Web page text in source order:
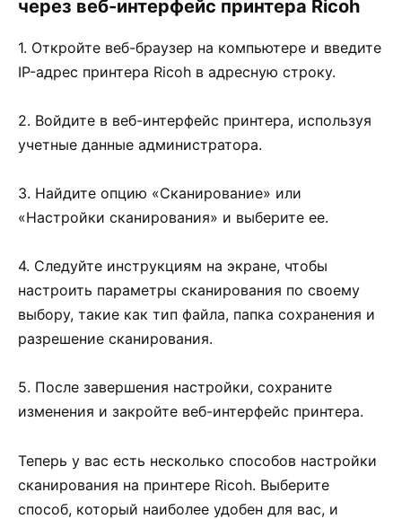
через веб-интерфейс принтера Ricoh
1. Откройте веб-браузер на компьютере и введите
IP-адрес принтера Ricoh в адресную строку.
2. Войдите в веб-интерфейс принтера, используя
учетные данные администратора.
3. Найдите опцию «Сканирование» или
«Настройки сканирования» и выберите ее.
4. Следуйте инструкциям на экране, чтобы
настроить параметры сканирования по своему
выбору, такие как тип файла, папка сохранения и
разрешение сканирования.
5. После завершения настройки, сохраните
изменения и закройте веб-интерфейс принтера.
Теперь у вас есть несколько способов настройки
сканирования на принтере Ricoh. Выберите
способ, который наиболее удобен для вас, и